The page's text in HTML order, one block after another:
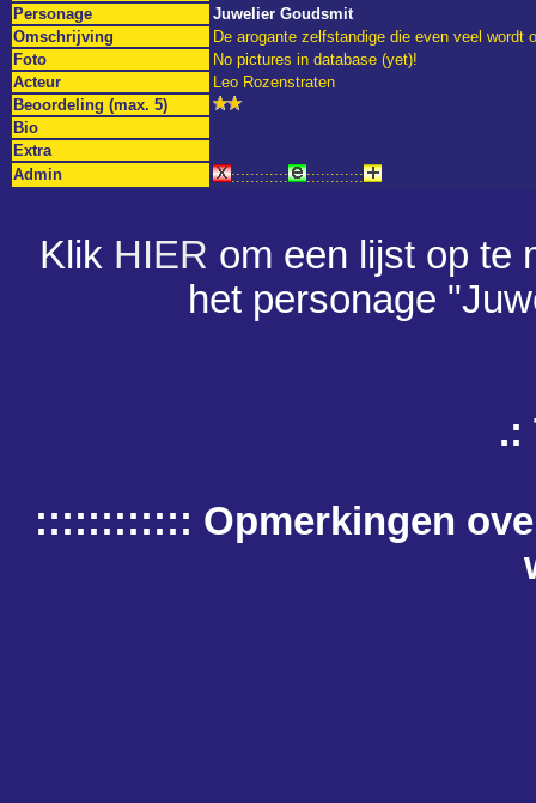
Personage
Juwelier Goudsmit
Omschrijving
De arogante zelfstandige die even veel
Foto
No pictures in database (yet)!
Acteur
Leo Rozenstraten
Beoordeling (max. 5)
Bio
Extra
Admin
:::::::::::: ::::::::::::
Klik HIER om een lijst op te
het personage
.:
:::::::::::: Opmerkingen